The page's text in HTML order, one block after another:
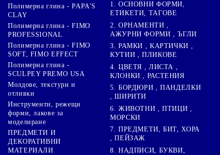
Полимерна глина - PAPA'S
CLAY
Полимерна глина - FIMO
PROFESSIONAL
Полимерна глина - FIMO
SOFT, FIMO EFFECT
Полимерна глина -
SCULPEY PREMO USA
Молдове, текстури и
отливки
Инструменти, режещи
форми, лакове за
моделиране
ПРЕДМЕТИ И
ДЕКОРАТИВНИ
МАТЕРИАЛИ
1. ОСНОВНИ ФОРМИ,
ЕТИКЕТИ, ТАГОВЕ
2. ОРНАМЕНТИ ,
АЖУРНИ ФОРМИ , ЪГЛИ
3. РАМКИ , КАРТИЧКИ ,
КУТИИ , ПЛИКОВЕ
4. ЦВЕТЯ , ЛИСТА ,
КЛОНКИ , РАСТЕНИЯ
5. БОРДЮРИ , ПАНДЕЛКИ
, ШИРИТИ
6. ЖИВОТНИ , ПТИЦИ ,
МОРСКИ
7. ПРЕДМЕТИ, БИТ, ХОРА
, ПЕЙЗАЖ
8. НАДПИСИ, БУКВИ,